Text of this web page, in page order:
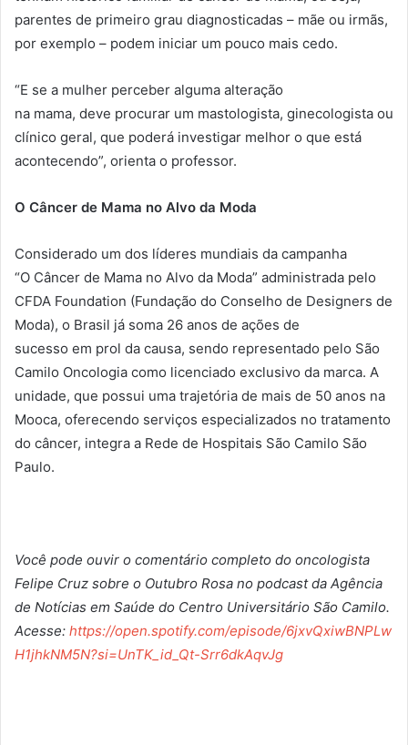
parentes de primeiro grau diagnosticadas – mãe ou irmãs,
por exemplo – podem iniciar um pouco mais cedo.
“E se a mulher perceber alguma alteração
na mama, deve procurar um mastologista, ginecologista ou
clínico geral, que poderá investigar melhor o que está
acontecendo”, orienta o professor.
O Câncer de Mama no Alvo da Moda
Considerado um dos líderes mundiais da campanha
“O Câncer de Mama no Alvo da Moda” administrada pelo
CFDA Foundation (Fundação do Conselho de Designers de
Moda), o Brasil já soma 26 anos de ações de
sucesso em prol da causa, sendo representado pelo São
Camilo Oncologia como licenciado exclusivo da marca. A
unidade, que possui uma trajetória de mais de 50 anos na
Mooca, oferecendo serviços especializados no tratamento
do câncer, integra a Rede de Hospitais São Camilo São
Paulo.
Você pode ouvir o comentário completo do oncologista
Felipe Cruz sobre o Outubro Rosa no podcast da Agência
de Notícias em Saúde do Centro Universitário São Camilo.
Acesse: https://open.spotify.com/episode/6jxvQxiwBNPLw
H1jhkNM5N?si=UnTK_id_Qt-Srr6dkAqvJg